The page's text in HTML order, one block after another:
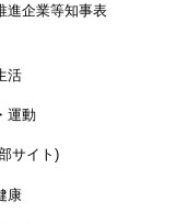
進企業等知事表
活
運動
サイト)
康